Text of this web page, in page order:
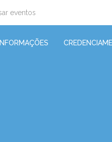
INFORMAÇÕES